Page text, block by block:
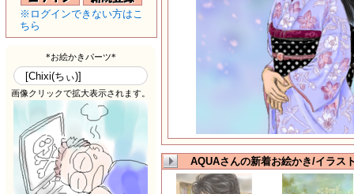
※ログインできない方はこ
ちら
AQUAさんの新着お絵かき/イラス